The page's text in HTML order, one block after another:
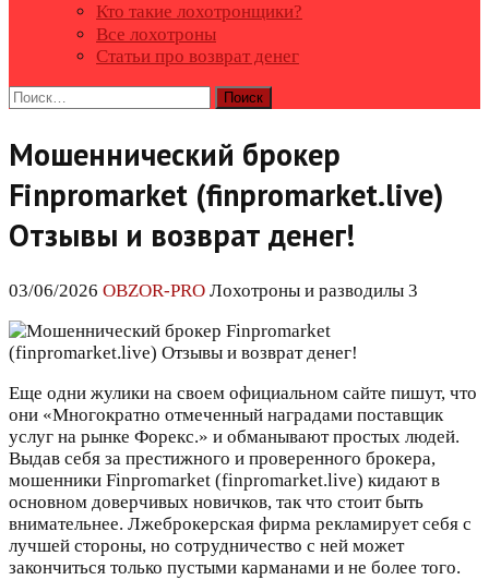
Кто такие лохотронщики?
Все лохотроны
Статьи про возврат денег
Найти:
Мошеннический брокер
Finpromarket (finpromarket.live)
Отзывы и возврат денег!
03/06/2026 OBZOR-PRO Лохотроны и разводилы 3
Еще одни жулики на своем официальном сайте пишут, что
они «Многократно отмеченный наградами поставщик
услуг на рынке Форекс.» и обманывают простых людей.
Выдав себя за престижного и проверенного брокера,
мошенники Finpromarket (finpromarket.live) кидают в
основном доверчивых новичков, так что стоит быть
внимательнее. Лжеброкерская фирма рекламирует себя с
лучшей стороны, но сотрудничество с ней может
закончиться только пустыми карманами и не более того.